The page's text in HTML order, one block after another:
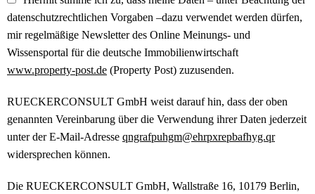
datenschutzrechtlichen Vorgaben –dazu verwendet werden dürfen,
mir regelmäßige Newsletter des Online Meinungs- und
Wissensportal für die deutsche Immobilienwirtschaft
www.property-post.de (Property Post) zuzusenden.
RUECKERCONSULT GmbH weist darauf hin, dass der oben
genannten Vereinbarung über die Verwendung ihrer Daten jederzeit
unter der E-Mail-Adresse qngrafpuhgm@ehrpxrepbafhyg.qr
widersprechen können.
Die RUECKERCONSULT GmbH, Wallstraße 16, 10179 Berlin,